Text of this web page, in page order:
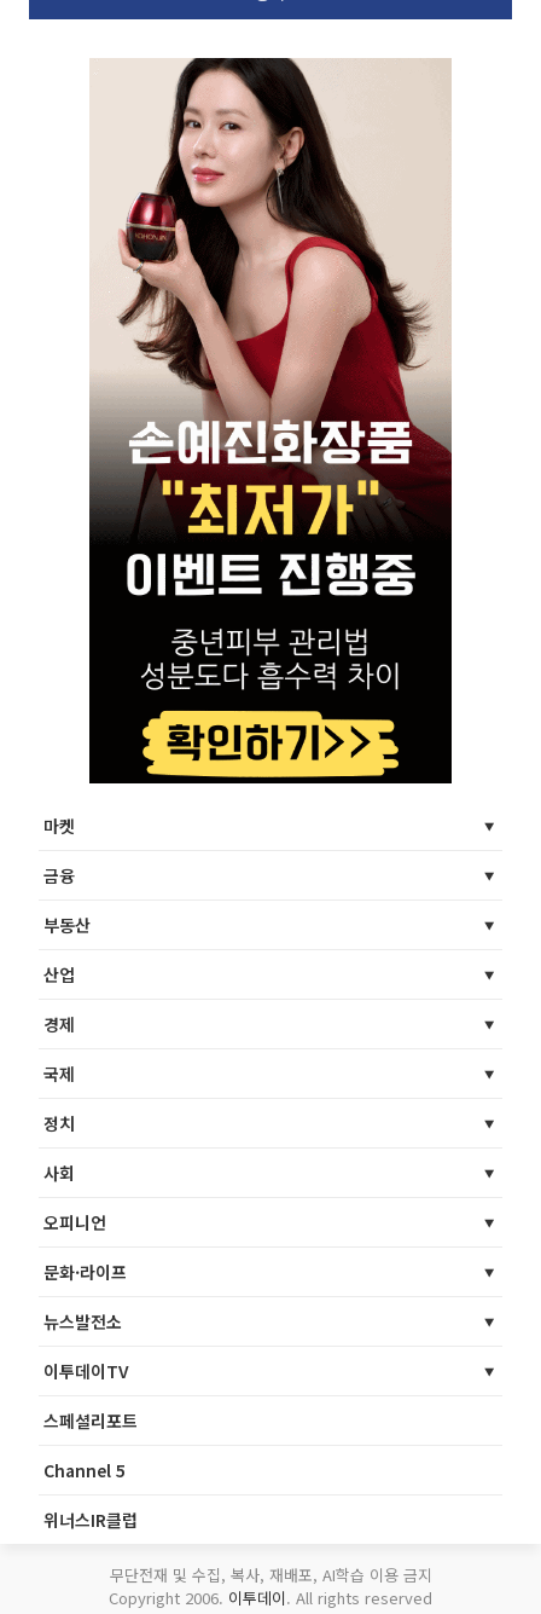
마켓
금융
부동산
산업
경제
국제
정치
사회
오피니언
문화·라이프
뉴스발전소
이투데이TV
스페셜리포트
Channel 5
위너스IR클럽
무단전재 및 수집, 복사, 재배포, AI학습 이용 금지
Copyright 2006. 이투데이. All rights reserved